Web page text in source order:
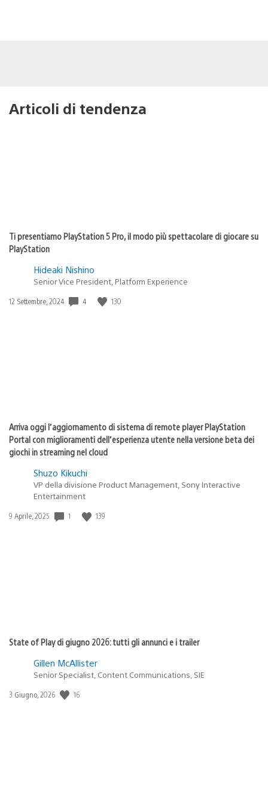
Articoli di tendenza
Ti presentiamo PlayStation 5 Pro, il modo più spettacolare di giocare su
PlayStation
Hideaki Nishino
Senior Vice President, Platform Experience
Data
12 Settembre, 2024 4 130
Arriva oggi l’aggiornamento di sistema di remote player PlayStation
Portal con miglioramenti dell’esperienza utente nella versione beta dei
giochi in streaming nel cloud
Shuzo Kikuchi
VP della divisione Product Management, Sony Interactive
Entertainment
Data
9 Aprile, 2025 1 139
State of Play di giugno 2026: tutti gli annunci e i trailer
Gillen McAllister
Senior Specialist, Content Communications, SIE
Data
3 Giugno, 2026 16